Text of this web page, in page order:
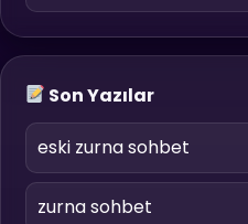
Son Yazılar
eski zurna sohbet
zurna sohbet